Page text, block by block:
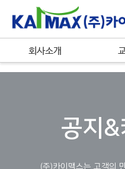
bool(true)
회사소개
공지&
(주)카이맥스는 고객의